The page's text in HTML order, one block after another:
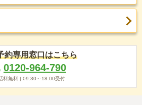
約専用窓口はこちら
0120-964-790
料無料 | 09:30～18:00受付